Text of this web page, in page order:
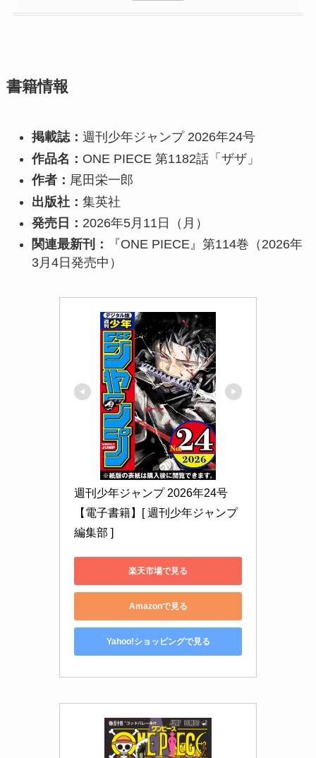
書籍情報
掲載誌： 週刊少年ジャンプ 2026年24号
作品名： ONE PIECE 第1182話「ザザ」
作者： 尾田栄一郎
出版社： 集英社
発売日： 2026年5月11日（月）
関連最新刊：
『ONE PIECE』第114巻（2026年
3月4日発売中）
週刊少年ジャンプ 2026年24号
【電子書籍】[ 週刊少年ジャンプ
編集部 ]
楽天市場で見る
Amazonで見る
Yahoo!ショッピングで見る